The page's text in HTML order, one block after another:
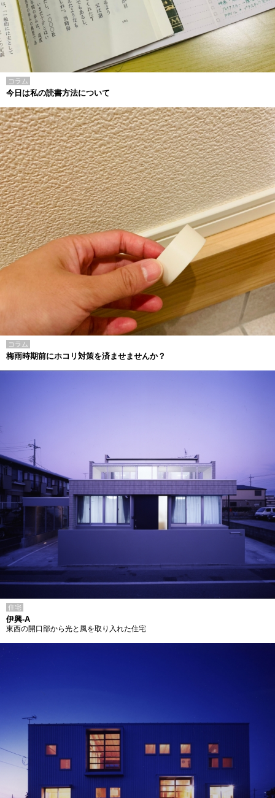
コラム
今日は私の読書方法について
コラム
梅雨時期前にホコリ対策を済ませませんか？
住宅
伊興-A
東西の開口部から光と風を取り入れた住宅